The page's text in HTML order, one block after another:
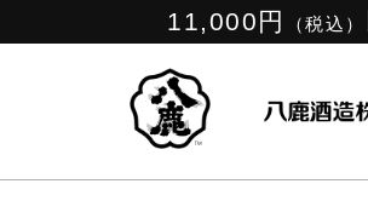
11,000円 （税込）